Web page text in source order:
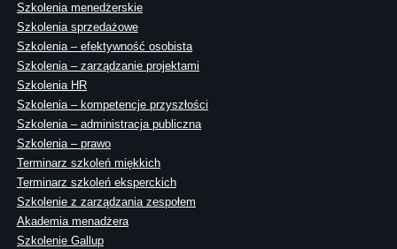
Szkolenia menedżerskie
Szkolenia sprzedażowe
Szkolenia – efektywność osobista
Szkolenia – zarządzanie projektami
Szkolenia HR
Szkolenia – kompetencje przyszłości
Szkolenia – administracja publiczna
Szkolenia – prawo
Terminarz szkoleń miękkich
Terminarz szkoleń eksperckich
Szkolenie z zarządzania zespołem
Akademia menadżera
Szkolenie Gallup